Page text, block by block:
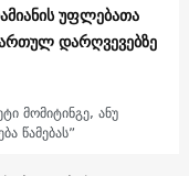
უფლებათა
დარღვევებზე
მომიტინგე, ანუ
წამებას”